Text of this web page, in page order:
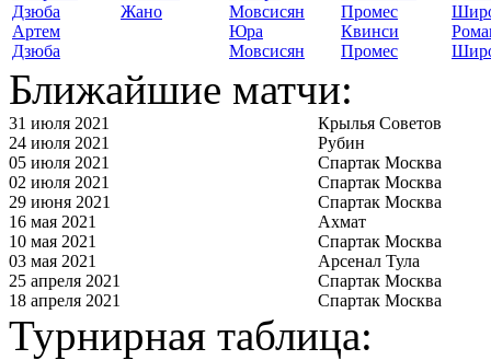
Артем
Дзюба
Жано
Юра
Мовсисян
Квинси
Промес
Ближайшие матчи:
31 июля 2021
Крылья Советов
24 июля 2021
Рубин
05 июля 2021
Спартак Москва
02 июля 2021
Спартак Москва
29 июня 2021
Спартак Москва
16 мая 2021
Ахмат
10 мая 2021
Спартак Москва
03 мая 2021
Арсенал Тула
25 апреля 2021
Спартак Москва
18 апреля 2021
Спартак Москва
Турнирная таблица: